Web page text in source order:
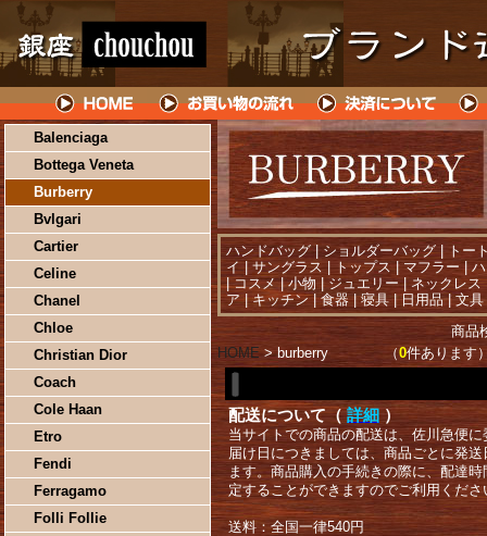
Balenciaga
Bottega Veneta
Burberry
Bvlgari
Cartier
Celine
Chanel
Chloe
Christian Dior
Coach
Cole Haan
Etro
Fendi
Ferragamo
Folli Follie
ハンドバッグ| ショルダーバッグ|
トー
イ| サングラス | トップス| マフラー|
|コスメ|小物 ジュエリー| ネックレス
ア|キッチン|食器|寝具|日用品| 文具
商品
HOME> burberry （0件あります
配送について（ 詳細 ）
当サイトでの商品の配送は、佐川急便
届け日につきましては、商品ごとに発
ます。商品購入の手続きの際に、配達
定することができますのでご利用くださ
送料：全国一律540円